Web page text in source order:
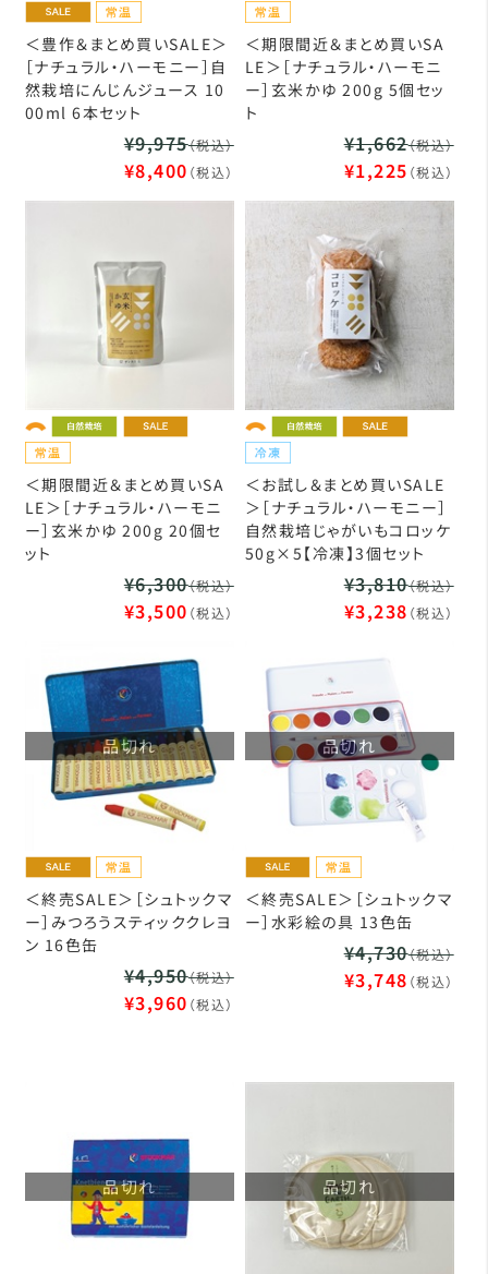
＜豊作＆まとめ買いSALE＞
［ナチュラル・ハーモニー］自
然栽培にんじんジュース 10
00ml 6本セット
¥9,975（税込）
¥8,400 （税込）
＜期限間近＆まとめ買いSA
LE＞［ナチュラル・ハーモニ
ー］玄米かゆ 200g 5個セッ
ト
¥1,662（税込）
¥1,225 （税込）
＜期限間近＆まとめ買いSA
LE＞［ナチュラル・ハーモニ
ー］玄米かゆ 200g 20個セ
ット
¥6,300（税込）
¥3,500 （税込）
＜お試し＆まとめ買いSALE
＞［ナチュラル・ハーモニー］
自然栽培じゃがいもコロッケ
50g×5【冷凍】3個セット
¥3,810（税込）
¥3,238 （税込）
品切れ
＜終売SALE＞［シュトックマ
ー］みつろうスティッククレヨ
ン 16色缶
¥4,950（税込）
¥3,960 （税込）
品切れ
＜終売SALE＞［シュトックマ
ー］水彩絵の具 13色缶
¥4,730（税込）
¥3,748 （税込）
品切れ 品切れ